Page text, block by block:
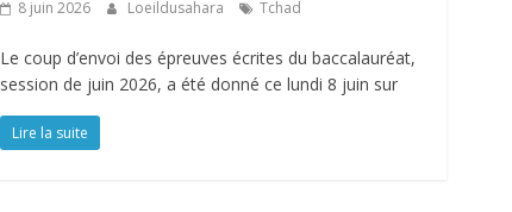
8 juin 2026 Loeildusahara Tchad
Le coup d’envoi des épreuves écrites du baccalauréat,
session de juin 2026, a été donné ce lundi 8 juin sur
Lire la suite